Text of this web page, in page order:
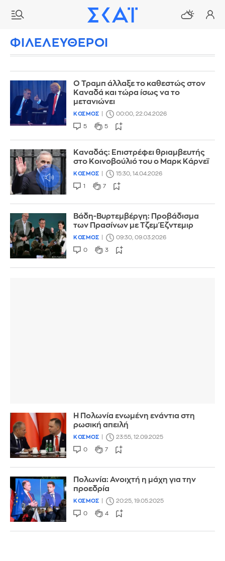
ΦΙΛΕΛΕΥΘΕΡΟΙ
Ο Τραμπ άλλαξε το καθεστώς στον
Καναδά και τώρα ίσως να το
μετανιώνει
ΚΟΣΜΟΣ 00:00, 22.04.2026
5 5
Καναδάς: Επιστρέφει θριαμβευτής
στο Κοινοβούλιό του ο Μαρκ Κάρνεϊ
ΚΟΣΜΟΣ 15:30, 14.04.2026
1 7
Βάδη-Bυρτεμβέργη: Προβάδισμα
των Πρασίνων με Τζεμ Έζντεμιρ
ΚΟΣΜΟΣ 09:30, 09.03.2026
0 3
Η Πολωνία ενωμένη ενάντια στη
ρωσική απειλή
ΚΟΣΜΟΣ 23:55, 12.09.2025
0 7
Πολωνία: Ανοιχτή η μάχη για την
προεδρία
ΚΟΣΜΟΣ 20:25, 19.05.2025
0 4